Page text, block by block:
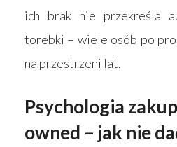
ich brak nie przekreśla
torebki – wiele osób po
na przestrzeni lat.
Psychologia
owned – jak nie